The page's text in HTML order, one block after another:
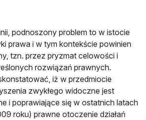
podnoszony problem to w istocie
prawa i w tym kontekście powinien
tzn. przez pryzmat celowości i
rozwiązań prawnych.
iż w przedmiocie
zwykłego widoczne jest
i poprawiające się w ostatnich latach
roku) prawne otoczenie działań